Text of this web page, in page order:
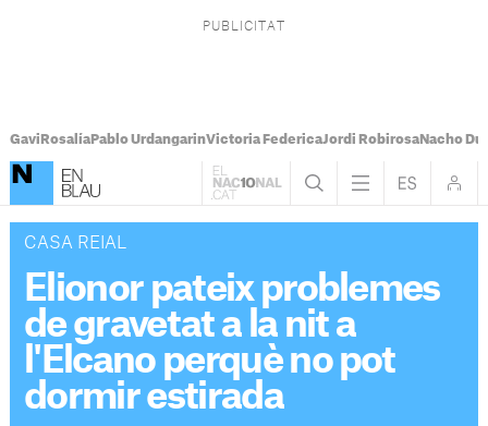
Gavi RosalíaPablo UrdangarinVictoria FedericaJordi RobirosaNacho
CASA REIAL
Elionor pateix problemes
de gravetat a la nit a
l'Elcano perquè no pot
dormir estirada